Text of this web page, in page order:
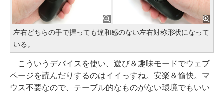
左右どちらの手で握っても違和感のない左右対称形状になって
いる。
こういうデバイスを使い、遊び＆趣味モードでウェブ
ページを読んだりするのはイイっすね。安楽＆愉快。マ
ウス不要なので、テーブル的なものがない環境でもいい